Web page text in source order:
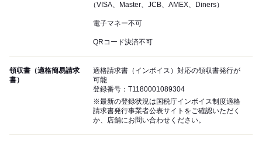
（VISA、Master、JCB、AMEX、Diners）
電子マネー不可
QRコード決済不可
領収書（適格簡易請求
書）
適格請求書（インボイス）対応の領収書発行が
可能
登録番号：T1180001089304
※最新の登録状況は国税庁インボイス制度適格
請求書発行事業者公表サイトをご確認いただく
か、店舗にお問い合わせください。